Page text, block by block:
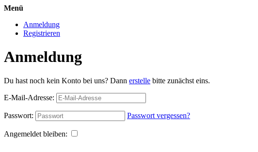
Menü
Anmeldung
Registrieren
Anmeldung
Du hast noch kein Konto bei uns? Dann erstelle bitte zunächst eins.
E-Mail-Adresse:
Passwort: Passwort vergessen?
Angemeldet bleiben: